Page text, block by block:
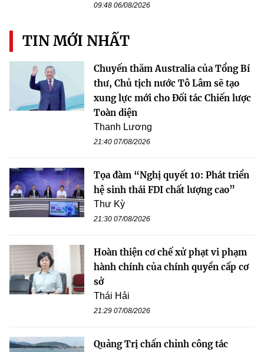
09:48 06/08/2026
TIN MỚI NHẤT
Chuyến thăm Australia của Tổng Bí
thư, Chủ tịch nước Tô Lâm sẽ tạo
xung lực mới cho Đối tác Chiến lược
Toàn diện
Thanh Lương
21:40 07/08/2026
Tọa đàm “Nghị quyết 10: Phát triển
hệ sinh thái FDI chất lượng cao”
Thư Kỳ
21:30 07/08/2026
Hoàn thiện cơ chế xử phạt vi phạm
hành chính của chính quyền cấp cơ
sở
Thái Hải
21:29 07/08/2026
Quảng Trị chấn chỉnh công tác